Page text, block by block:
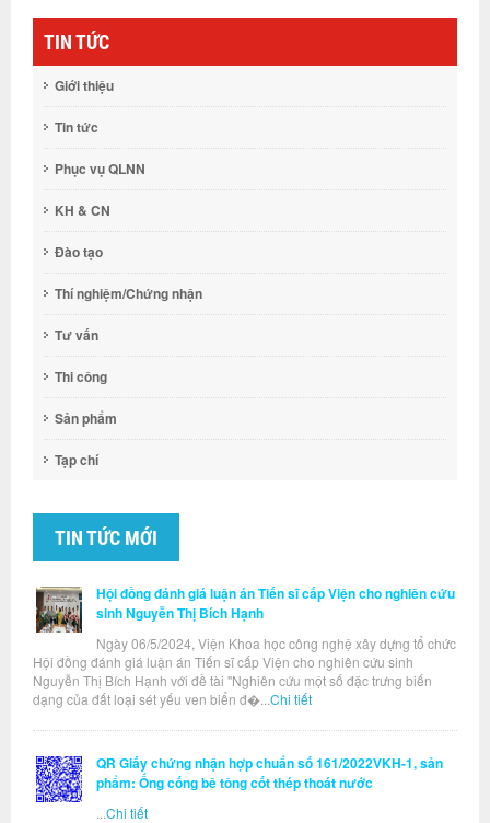
TIN TỨC
Giới thiệu
Tin tức
Phục vụ QLNN
KH & CN
Đào tạo
Thí nghiệm/Chứng nhận
Tư vấn
Thi công
Sản phẩm
Tạp chí
TIN TỨC MỚI
Hội đồng đánh giá luận án Tiến sĩ cấp Viện cho nghiên cứu
sinh Nguyễn Thị Bích Hạnh
Ngày 06/5/2024, Viện Khoa học công nghệ xây dựng tổ chức
Hội đồng đánh giá luận án Tiến sĩ cấp Viện cho nghiên cứu sinh
Nguyễn Thị Bích Hạnh với đề tài "Nghiên cứu một số đặc trưng biến
dạng của đất loại sét yếu ven biển đ�... Chi tiết
QR Giấy chứng nhận hợp chuẩn số 161/2022VKH-1, sản
phẩm: Ống cống bê tông cốt thép thoát nước
Chi tiết